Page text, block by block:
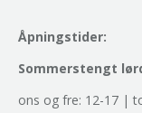
Åpningstider:
Sommerstengt
ons og fre: 12-17 |